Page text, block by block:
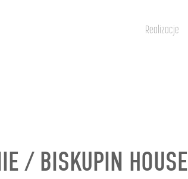
Realizacje
/ BISKUPIN HOUSE